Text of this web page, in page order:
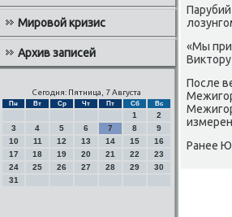
Мировой кризис
Архив записей
Сегодня: Пятница, 7 Августа
Пн Вт Ср Чт Пт Сб Вс
1
2
3
4 5 6 7 8
9
10
11 12 13 14 15
16
17
18 19 20 21 22
23
24
25 26 27 28 29
30
31
«Мы
После
Ранее